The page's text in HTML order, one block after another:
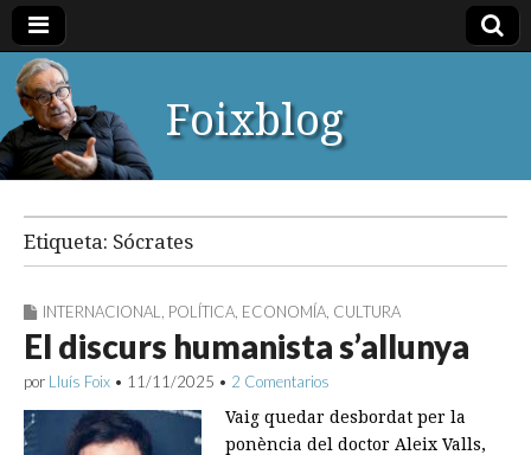
Foixblog
Etiqueta: Sócrates
INTERNACIONAL POLÍTICA ECONOMÍA CULTURA
El discurs humanista s’allunya
por Lluís Foix • 11/11/2025 • 2 Comentarios
Vaig quedar desbordat per la
ponència del doctor Aleix Valls,